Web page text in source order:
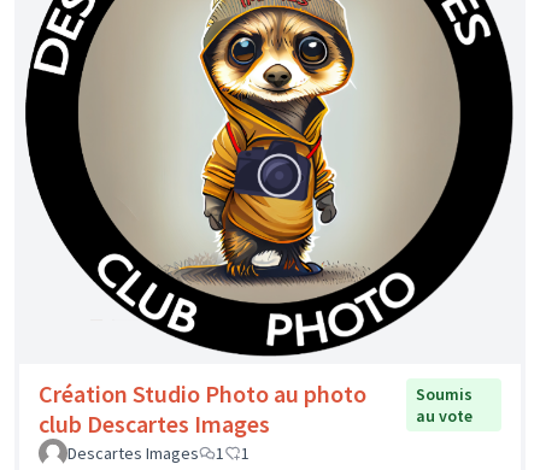
Création Studio Photo au photo
club Descartes Images
Soumis
au vote
Descartes Images
1 1